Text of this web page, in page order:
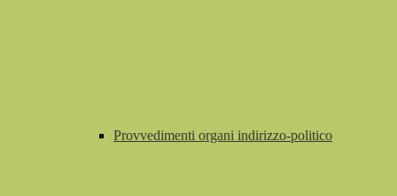
Provvedimenti organi indirizzo-politico